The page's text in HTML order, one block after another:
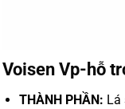
Voisen Vp-hỗ
THÀNH PHẦN: Lá